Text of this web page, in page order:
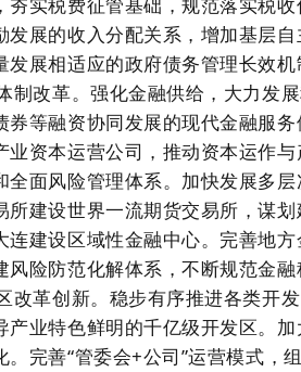
发展的收入分配关系，增加基层
发展相适应的政府债务管理长效
制改革。强化金融供给，大力发
券等融资协同发展的现代金融服
业资本运营公司，推动资本运作
全面风险管理体系。加快发展多
所建设世界一流期货交易所，谋
连建设区域性金融中心。完善地
风险防范化解体系，不断规范金
改革创新。稳步有序推进各类开
产业特色鲜明的千亿级开发区。
。完善“管委会+公司”运营模式